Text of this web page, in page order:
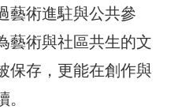
藝術進駐與公共參
藝術與社區共生的文
保存，更能在創作與